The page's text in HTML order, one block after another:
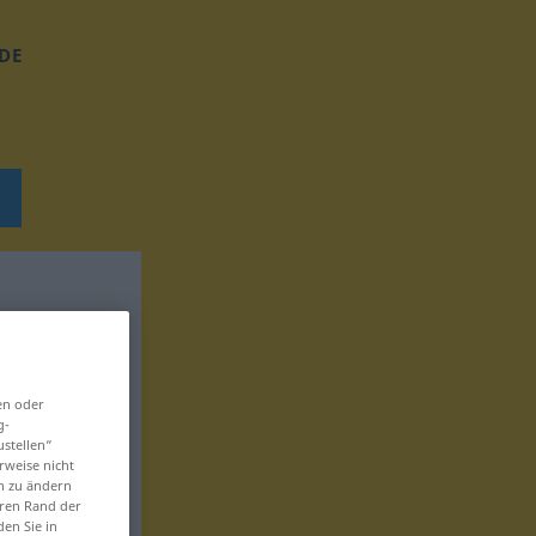
DE
oder
nicht
zu ändern
Rand der
Sie in